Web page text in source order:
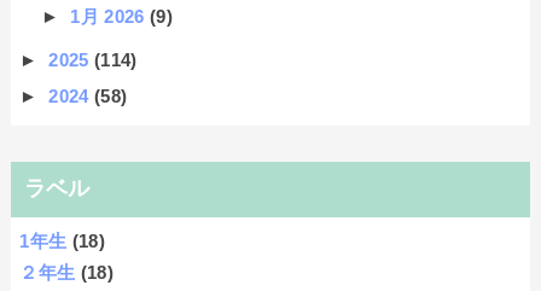
► 1月 2026 (9)
►2025(114)
►2024(58)
ラベル
1年生 (18)
２年生 (18)